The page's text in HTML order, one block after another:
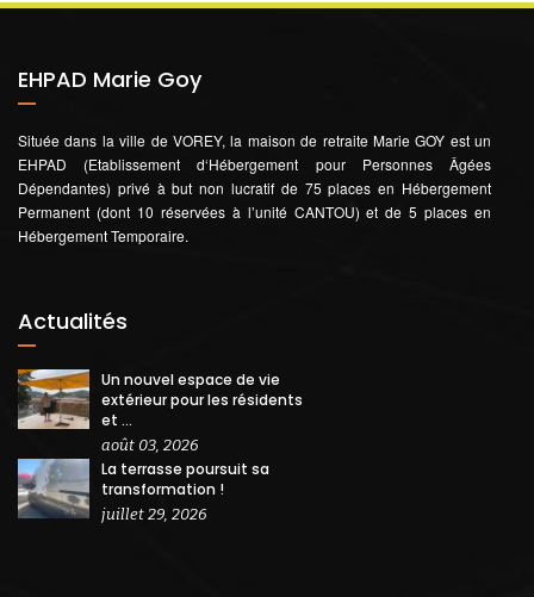
EHPAD Marie Goy
Située dans la ville de VOREY, la maison de retraite Marie GOY est un
EHPAD (Etablissement d‘Hébergement pour Personnes Âgées
Dépendantes) privé à but non lucratif de 75 places en Hébergement
Permanent (dont 10 réservées à l’unité CANTOU) et de 5 places en
Hébergement Temporaire.
Actualités
Un nouvel espace de vie
extérieur pour les résidents
et ...
août 03, 2026
La terrasse poursuit sa
transformation !
juillet 29, 2026